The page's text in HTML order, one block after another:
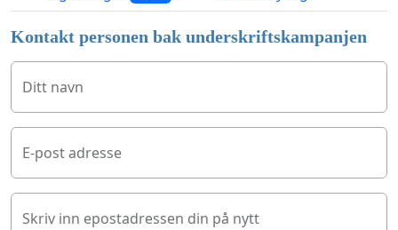
Kontakt personen bak underskriftskampanjen
Ditt navn
E-post adresse
Skriv inn epostadressen din på nytt